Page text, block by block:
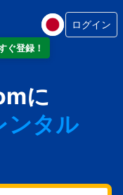
ぐ登録！
ログイン
に
ト
ンタル